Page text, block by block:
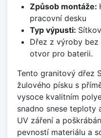
Způsob montáže:
pracovní desku
Typ výpusti:
Dřez z výroby
otvor pro baterii.
Tento granitový dřez
žulového písku s
vysoce kvalitním
snadno snese teploty
UV záření a
pevností materiálu a